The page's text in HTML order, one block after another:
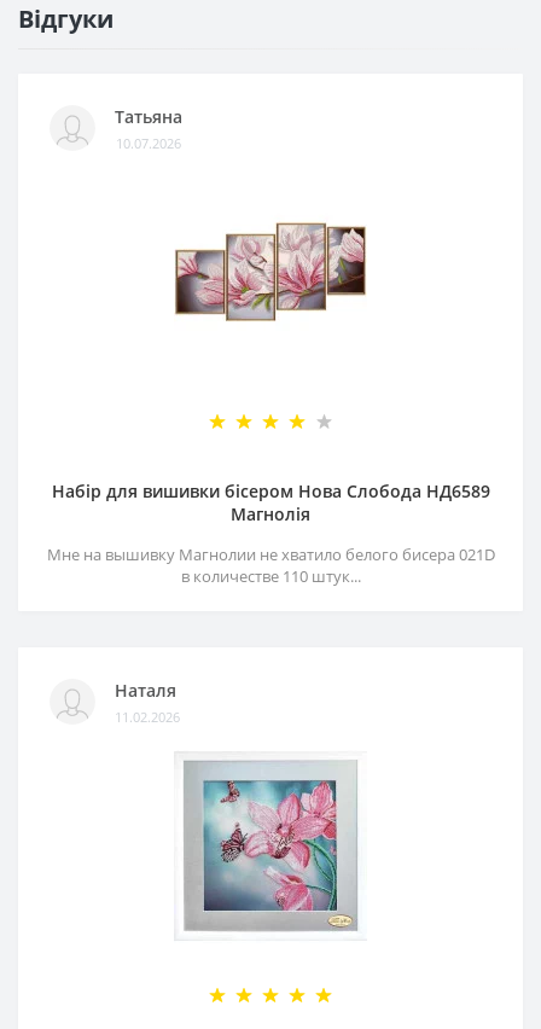
Відгуки
Татьяна
10.07.2026
Набір для вишивки бісером Нова Слобода НД6589
Магнолія
Мне на вышивку Магнолии не хватило белого бисера 021D
в количестве 110 штук...
Наталя
11.02.2026